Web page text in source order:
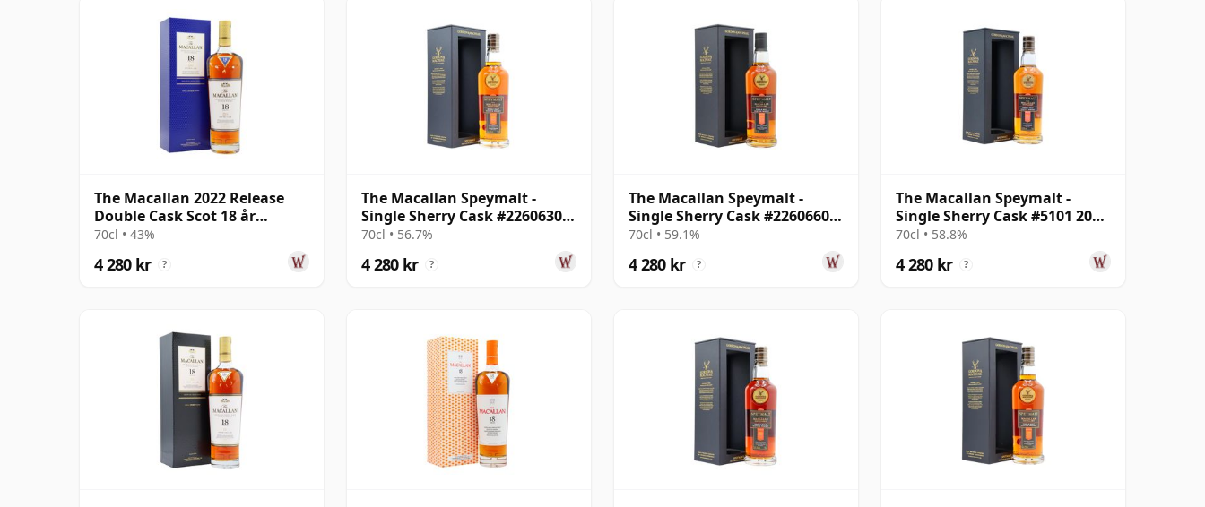
The Macallan 2022 Release
Double Cask Scot 18 år
gammal
70cl • 43%
4 280 kr ?
The Macallan Speymalt -
Single Sherry Cask #22606308
2005 19 år gammal
70cl • 56.7%
4 280 kr ?
The Macallan Speymalt -
Single Sherry Cask #22606604
2004 20 år gammal
70cl • 59.1%
4 280 kr ?
The Macallan Speymalt -
Single Sherry Cask #5101 2001
23 år gammal
70cl • 58.8%
4 280 kr ?